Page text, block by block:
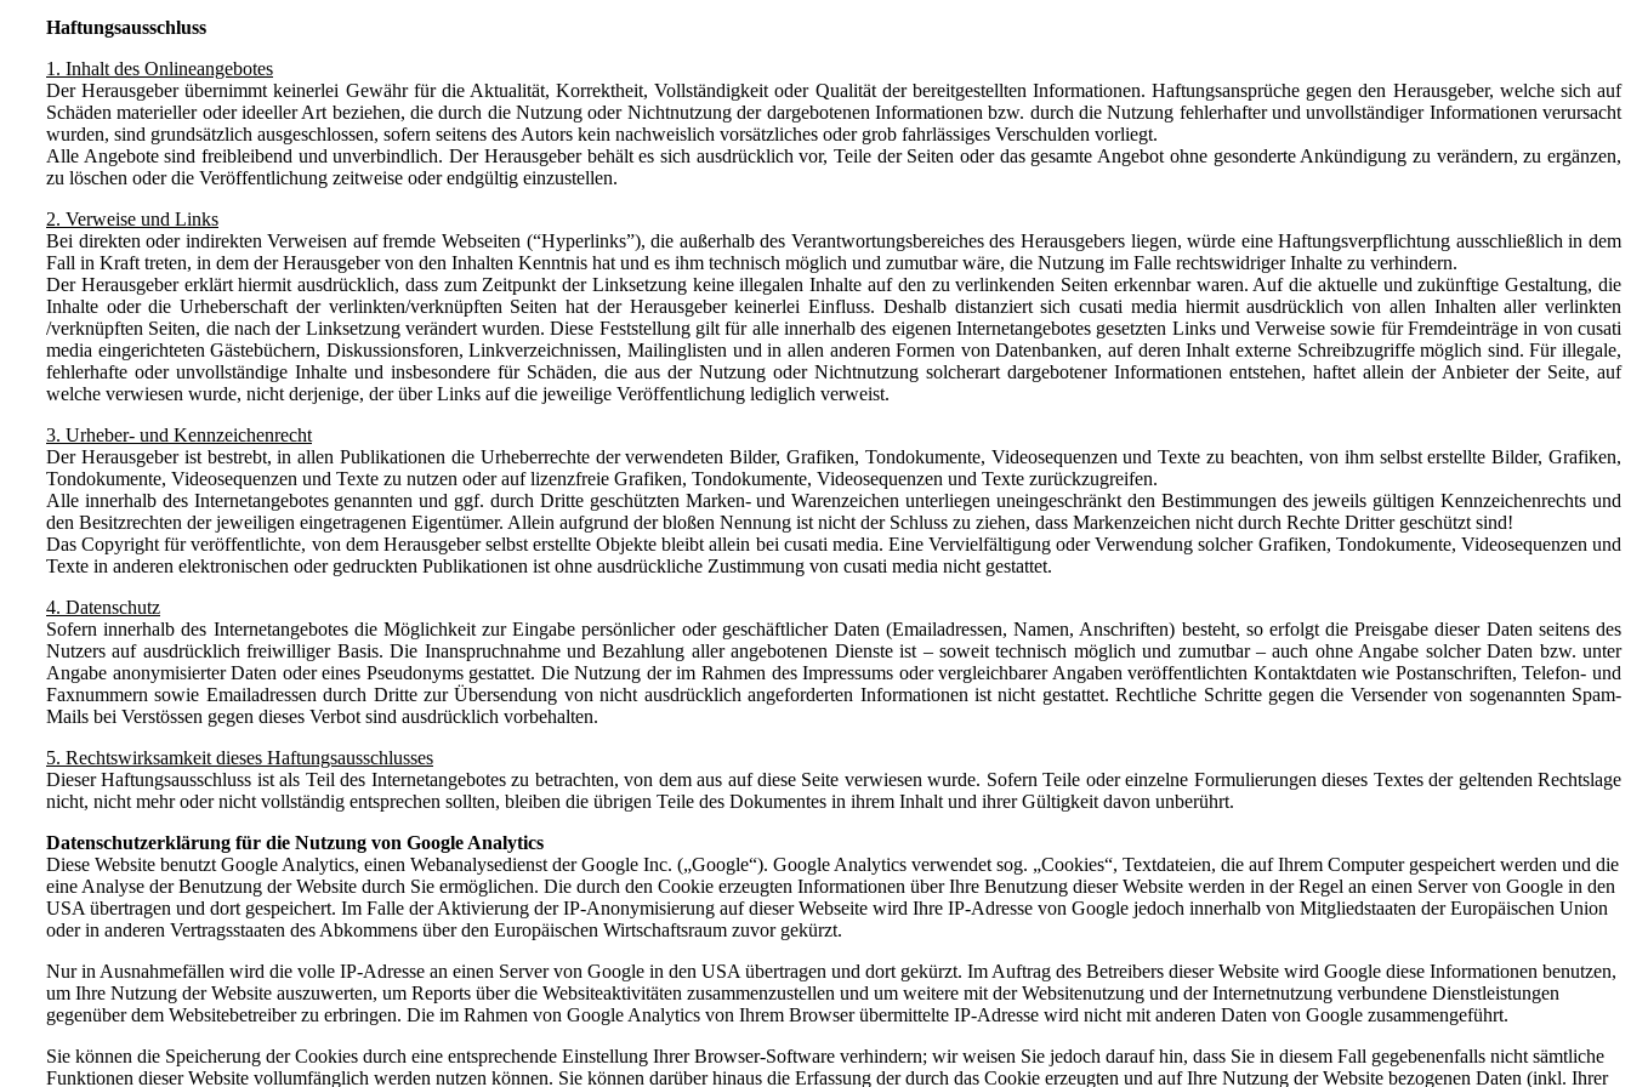
Haftungsausschluss
1. Inhalt des Onlineangebotes
Der Herausgeber übernimmt keinerlei Gewähr für die Aktualität, Korrektheit, Vollständigkeit oder Qualität der bereitgestellten Informationen. Haftungsansprüche gegen den Herausgeber, welche sich auf
Schäden materieller oder ideeller Art beziehen, die durch die Nutzung oder Nichtnutzung der dargebotenen Informationen bzw. durch die Nutzung fehlerhafter und unvollständiger Informationen verursacht
wurden, sind grundsätzlich ausgeschlossen, sofern seitens des Autors kein nachweislich vorsätzliches oder grob fahrlässiges Verschulden vorliegt.
Alle Angebote sind freibleibend und unverbindlich. Der Herausgeber behält es sich ausdrücklich vor, Teile der Seiten oder das gesamte Angebot ohne gesonderte Ankündigung zu verändern, zu ergänzen,
zu löschen oder die Veröffentlichung zeitweise oder endgültig einzustellen.
2. Verweise und Links
Bei direkten oder indirekten Verweisen auf fremde Webseiten (“Hyperlinks”), die außerhalb des Verantwortungsbereiches des Herausgebers liegen, würde eine Haftungsverpflichtung ausschließlich in dem
Fall in Kraft treten, in dem der Herausgeber von den Inhalten Kenntnis hat und es ihm technisch möglich und zumutbar wäre, die Nutzung im Falle rechtswidriger Inhalte zu verhindern.
Der Herausgeber erklärt hiermit ausdrücklich, dass zum Zeitpunkt der Linksetzung keine illegalen Inhalte auf den zu verlinkenden Seiten erkennbar waren. Auf die aktuelle und zukünftige Gestaltung, die
Inhalte oder die Urheberschaft der verlinkten/verknüpften Seiten hat der Herausgeber keinerlei Einfluss. Deshalb distanziert sich cusati media hiermit ausdrücklich von allen Inhalten aller verlinkten
/verknüpften Seiten, die nach der Linksetzung verändert wurden. Diese Feststellung gilt für alle innerhalb des eigenen Internetangebotes gesetzten Links und Verweise sowie für Fremdeinträge in von cusati
media eingerichteten Gästebüchern, Diskussionsforen, Linkverzeichnissen, Mailinglisten und in allen anderen Formen von Datenbanken, auf deren Inhalt externe Schreibzugriffe möglich sind. Für illegale,
fehlerhafte oder unvollständige Inhalte und insbesondere für Schäden, die aus der Nutzung oder Nichtnutzung solcherart dargebotener Informationen entstehen, haftet allein der Anbieter der Seite, auf
welche verwiesen wurde, nicht derjenige, der über Links auf die jeweilige Veröffentlichung lediglich verweist.
3. Urheber- und Kennzeichenrecht
Der Herausgeber ist bestrebt, in allen Publikationen die Urheberrechte der verwendeten Bilder, Grafiken, Tondokumente, Videosequenzen und Texte zu beachten, von ihm selbst erstellte Bilder, Grafiken,
Tondokumente, Videosequenzen und Texte zu nutzen oder auf lizenzfreie Grafiken, Tondokumente, Videosequenzen und Texte zurückzugreifen.
Alle innerhalb des Internetangebotes genannten und ggf. durch Dritte geschützten Marken- und Warenzeichen unterliegen uneingeschränkt den Bestimmungen des jeweils gültigen Kennzeichenrechts und
den Besitzrechten der jeweiligen eingetragenen Eigentümer. Allein aufgrund der bloßen Nennung ist nicht der Schluss zu ziehen, dass Markenzeichen nicht durch Rechte Dritter geschützt sind!
Das Copyright für veröffentlichte, von dem Herausgeber selbst erstellte Objekte bleibt allein bei cusati media. Eine Vervielfältigung oder Verwendung solcher Grafiken, Tondokumente, Videosequenzen und
Texte in anderen elektronischen oder gedruckten Publikationen ist ohne ausdrückliche Zustimmung von cusati media nicht gestattet.
4. Datenschutz
Sofern innerhalb des Internetangebotes die Möglichkeit zur Eingabe persönlicher oder geschäftlicher Daten (Emailadressen, Namen, Anschriften) besteht, so erfolgt die Preisgabe dieser Daten seitens des
Nutzers auf ausdrücklich freiwilliger Basis. Die Inanspruchnahme und Bezahlung aller angebotenen Dienste ist – soweit technisch möglich und zumutbar – auch ohne Angabe solcher Daten bzw. unter
Angabe anonymisierter Daten oder eines Pseudonyms gestattet. Die Nutzung der im Rahmen des Impressums oder vergleichbarer Angaben veröffentlichten Kontaktdaten wie Postanschriften, Telefon- und
Faxnummern sowie Emailadressen durch Dritte zur Übersendung von nicht ausdrücklich angeforderten Informationen ist nicht gestattet. Rechtliche Schritte gegen die Versender von sogenannten Spam-
Mails bei Verstössen gegen dieses Verbot sind ausdrücklich vorbehalten.
5. Rechtswirksamkeit dieses Haftungsausschlusses
Dieser Haftungsausschluss ist als Teil des Internetangebotes zu betrachten, von dem aus auf diese Seite verwiesen wurde. Sofern Teile oder einzelne Formulierungen dieses Textes der geltenden Rechtslage
nicht, nicht mehr oder nicht vollständig entsprechen sollten, bleiben die übrigen Teile des Dokumentes in ihrem Inhalt und ihrer Gültigkeit davon unberührt.
Datenschutzerklärung für die Nutzung von Google Analytics
Diese Website benutzt Google Analytics, einen Webanalysedienst der Google Inc. („Google“). Google Analytics verwendet sog. „Cookies“, Textdateien, die auf Ihrem Computer gespeichert werden und die
eine Analyse der Benutzung der Website durch Sie ermöglichen. Die durch den Cookie erzeugten Informationen über Ihre Benutzung dieser Website werden in der Regel an einen Server von Google in den
USA übertragen und dort gespeichert. Im Falle der Aktivierung der IP-Anonymisierung auf dieser Webseite wird Ihre IP-Adresse von Google jedoch innerhalb von Mitgliedstaaten der Europäischen Union
oder in anderen Vertragsstaaten des Abkommens über den Europäischen Wirtschaftsraum zuvor gekürzt.
Nur in Ausnahmefällen wird die volle IP-Adresse an einen Server von Google in den USA übertragen und dort gekürzt. Im Auftrag des Betreibers dieser Website wird Google diese Informationen benutzen,
um Ihre Nutzung der Website auszuwerten, um Reports über die Websiteaktivitäten zusammenzustellen und um weitere mit der Websitenutzung und der Internetnutzung verbundene Dienstleistungen
gegenüber dem Websitebetreiber zu erbringen. Die im Rahmen von Google Analytics von Ihrem Browser übermittelte IP-Adresse wird nicht mit anderen Daten von Google zusammengeführt.
Sie können die Speicherung der Cookies durch eine entsprechende Einstellung Ihrer Browser-Software verhindern; wir weisen Sie jedoch darauf hin, dass Sie in diesem Fall gegebenenfalls nicht sämtliche
Funktionen dieser Website vollumfänglich werden nutzen können. Sie können darüber hinaus die Erfassung der durch das Cookie erzeugten und auf Ihre Nutzung der Website bezogenen Daten (inkl. Ihrer